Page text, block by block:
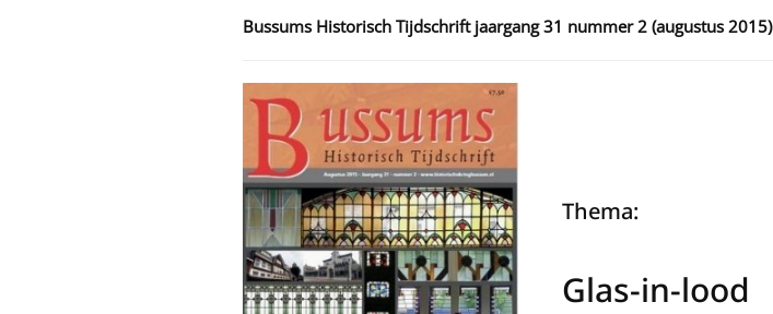
Bussums Historisch Tijdschrift jaargang 31 nummer 2 (augustus 2015)
Thema:
Glas-in-lood